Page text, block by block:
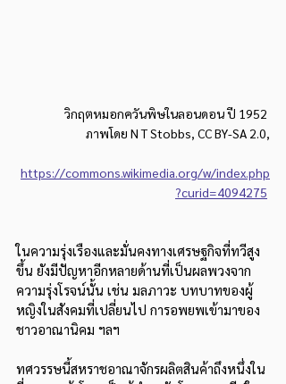
วิกฤตหมอกควันพิษในลอนดอน ปี 1952
ภาพโดย N T Stobbs, CC BY-SA 2.0,
https://commons.wikimedia.org/w/index.php
?curid=4094275
ในความรุ่งเรืองและมั่นคงทางเศรษฐกิจที่ทวีสูง
ขึ้น ยังมีปัญหาอีกหลายด้านที่เป็นผลพวงจาก
ความรุ่งโรจน์นั้น เช่น มลภาวะ บทบาทของผู้
หญิงในสังคมที่เปลี่ยนไป การอพยพเข้ามาของ
ชาวอาณานิคม ฯลฯ
ทศวรรษนี้สหราชอาณาจักรผลิตสินค้าถึงหนึ่งใน